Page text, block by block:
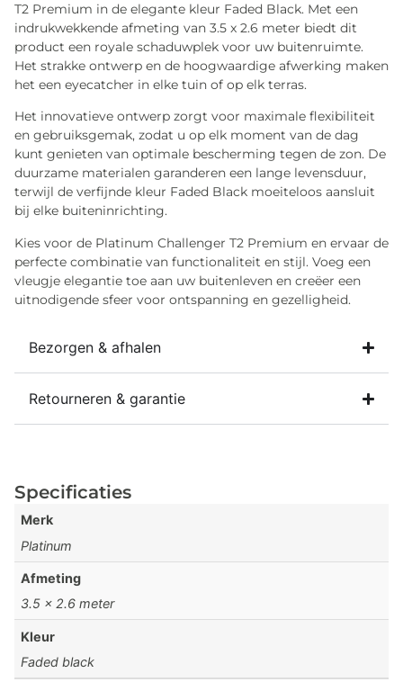
T2 Premium in de elegante kleur Faded Black. Met een
indrukwekkende afmeting van 3.5 x 2.6 meter biedt dit
product een royale schaduwplek voor uw buitenruimte.
Het strakke ontwerp en de hoogwaardige afwerking maken
het een eyecatcher in elke tuin of op elk terras.
Het innovatieve ontwerp zorgt voor maximale flexibiliteit
en gebruiksgemak, zodat u op elk moment van de dag
kunt genieten van optimale bescherming tegen de zon. De
duurzame materialen garanderen een lange levensduur,
terwijl de verfijnde kleur Faded Black moeiteloos aansluit
bij elke buiteninrichting.
Kies voor de Platinum Challenger T2 Premium en ervaar de
perfecte combinatie van functionaliteit en stijl. Voeg een
vleugje elegantie toe aan uw buitenleven en creëer een
uitnodigende sfeer voor ontspanning en gezelligheid.
Bezorgen & afhalen
Retourneren & garantie
Specificaties
Merk
Platinum
Afmeting
3.5 x 2.6 meter
Kleur
Faded black